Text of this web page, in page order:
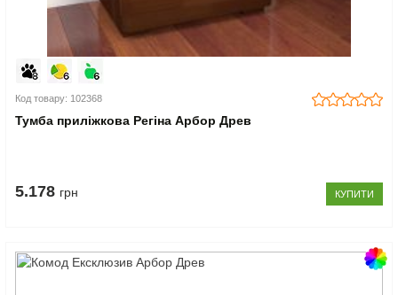
Код товару: 102368
Тумба приліжкова Регіна Арбор Древ
5.178 грн КУПИТИ